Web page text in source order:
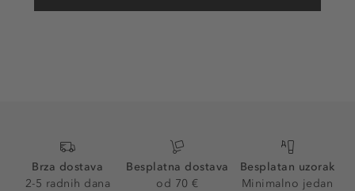
Brza dostava
2-5 radnih dana
Besplatna dostava
od 70 €
Besplatan uzorak
Minimalno jedan